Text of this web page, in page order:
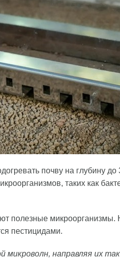
почву на глубину до
таких как
полезные
пестицидами.
микроволн, направляя их